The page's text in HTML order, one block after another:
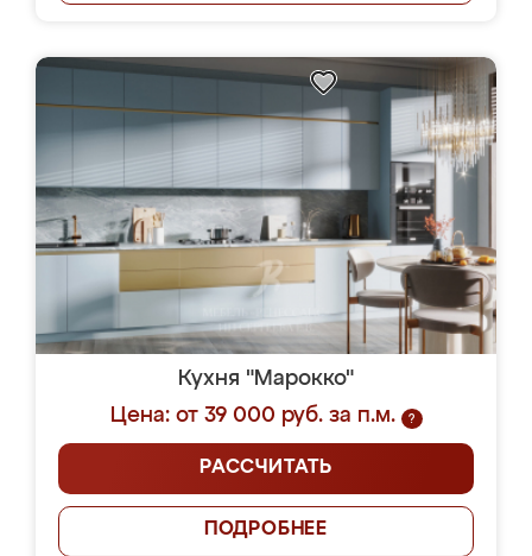
Кухня "Марокко"
Цена: от 39 000 руб. за п.м.
?
РАССЧИТАТЬ
ПОДРОБНЕЕ